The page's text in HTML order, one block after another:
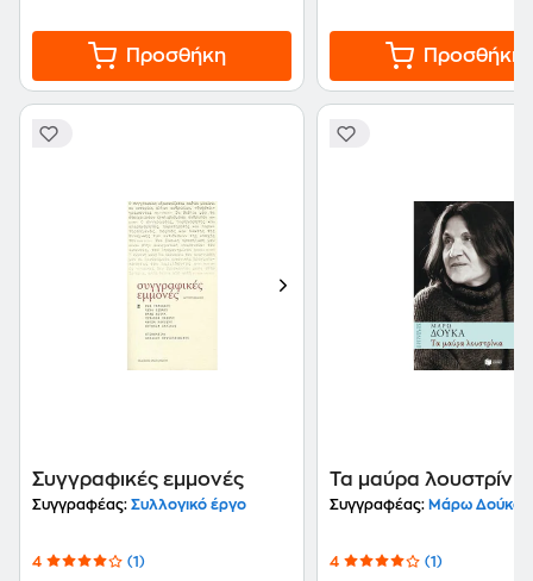
Προσθήκη Προσθήκη
Συγγραφικές εμμονές
Συγγραφέας: Συλλογικό έργο
4 (1)
Τα μαύρα λουστρίνια
Συγγραφέας: Μάρω Δούκα
4 (1)